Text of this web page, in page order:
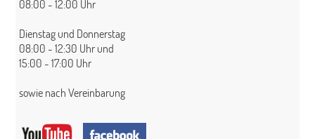
08:00 - 12:00 Uhr
Dienstag und Donnerstag
08:00 - 12:30 Uhr und
15:00 - 17:00 Uhr
sowie nach Vereinbarung